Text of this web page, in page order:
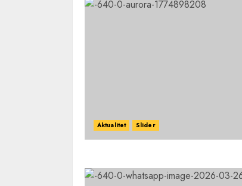
Aktualitet Slider